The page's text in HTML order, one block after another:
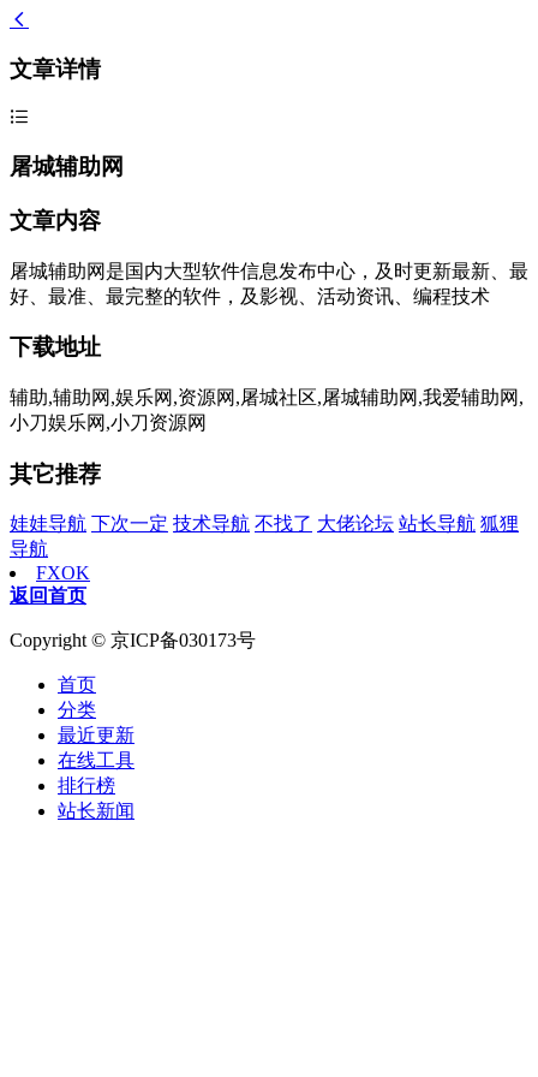
文章详情
屠城辅助网
文章内容
屠城辅助网是国内大型软件信息发布中心，及时更新最新、最
好、最准、最完整的软件，及影视、活动资讯、编程技术
下载地址
辅助,辅助网,娱乐网,资源网,屠城社区,屠城辅助网,我爱辅助网,
小刀娱乐网,小刀资源网
其它推荐
娃娃导航 下次一定 技术导航 不找了 大佬论坛 站长导航 狐狸
导航
FXOK
返回首页
Copyright © 京ICP备030173号
首页
分类
最近更新
在线工具
排行榜
站长新闻